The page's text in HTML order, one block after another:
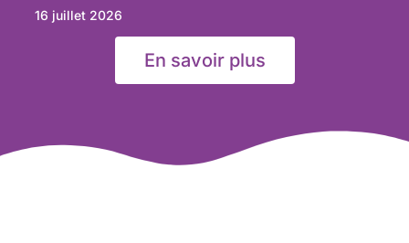
16 juillet 2026
En savoir plus